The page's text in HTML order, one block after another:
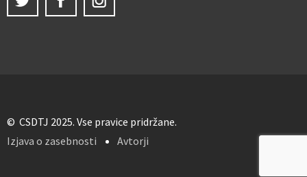
© CSDTJ 2025. Vse pravice pridržane.
Izjava o zasebnosti
Avtorji